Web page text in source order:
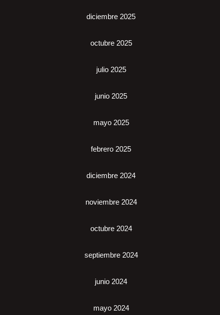
diciembre 2025
octubre 2025
julio 2025
junio 2025
mayo 2025
febrero 2025
diciembre 2024
noviembre 2024
octubre 2024
septiembre 2024
junio 2024
mayo 2024